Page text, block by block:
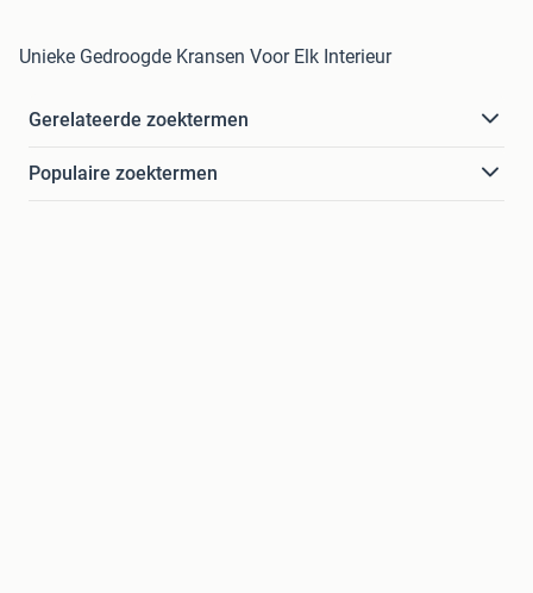
Unieke Gedroogde Kransen Voor Elk Interieur
Gerelateerde zoektermen
Populaire zoektermen